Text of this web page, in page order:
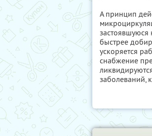
А принцип
застоявшуюся
быстрее
ускоряется
снабжение
заболеваний,